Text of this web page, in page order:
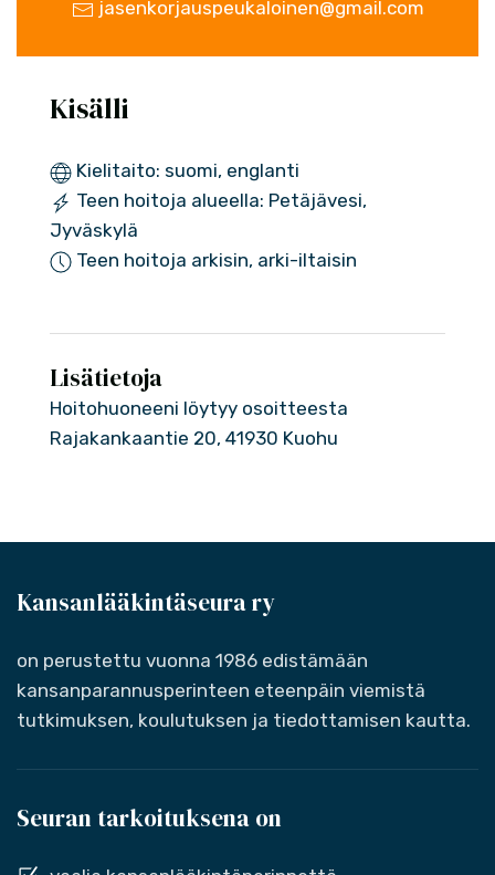
jasenkorjauspeukaloinen@gmail.com
Kisälli
Kielitaito: suomi, englanti
Teen hoitoja alueella: Petäjävesi,
Jyväskylä
Teen hoitoja arkisin, arki-iltaisin
Lisätietoja
Hoitohuoneeni löytyy osoitteesta
Rajakankaantie 20, 41930 Kuohu
Kansanlääkintäseura ry
on perustettu vuonna 1986 edistämään
kansanparannusperinteen eteenpäin viemistä
tutkimuksen, koulutuksen ja tiedottamisen kautta.
Seuran tarkoituksena on